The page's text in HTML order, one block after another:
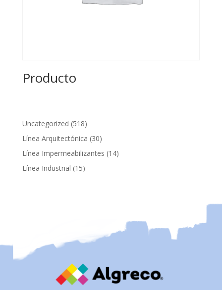
Producto
Uncategorized 518518
productos
Línea Arquitectónica 3030
productos
Línea Impermeabilizantes 1414
Línea Industrial 1515